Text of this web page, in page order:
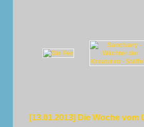
[13.01.2013] Die Woche vom